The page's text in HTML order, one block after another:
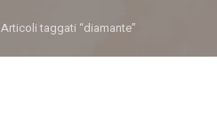
Articoli taggati “diamante”